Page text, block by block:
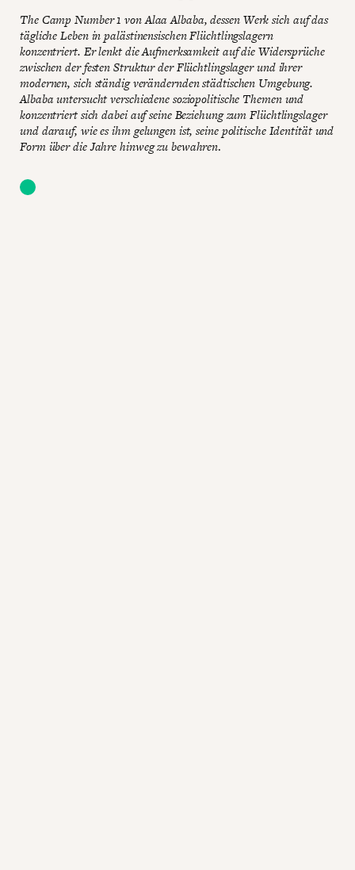
The Camp Number 1 von Alaa Albaba, dessen Werk sich auf das
tägliche Leben in palästinensischen Flüchtlingslagern
konzentriert. Er lenkt die Aufmerksamkeit auf die Widersprüche
zwischen der festen Struktur der Flüchtlingslager und ihrer
modernen, sich ständig verändernden städtischen Umgebung.
Albaba untersucht verschiedene soziopolitische Themen und
konzentriert sich dabei auf seine Beziehung zum Flüchtlingslager
und darauf, wie es ihm gelungen ist, seine politische Identität und
Form über die Jahre hinweg zu bewahren.